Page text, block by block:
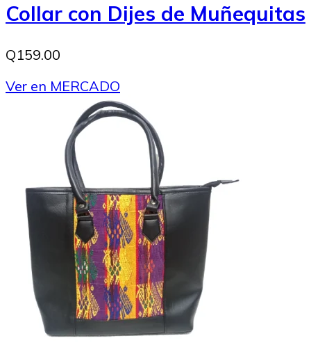
Collar con Dijes de Muñequitas
Q159.00
Ver en MERCADO